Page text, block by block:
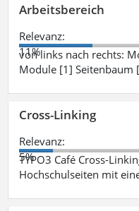
Arbeitsbereich
Relevanz:
11%
von links nach rechts:
Module [1] Seitenbaum
Cross-Linking
Relevanz:
5%
TYPO3 Café Cross-
Hochschulseiten mit